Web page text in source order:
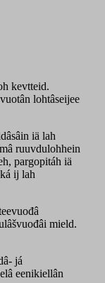
kevtteid.
lohtâseijee
iä lah
ruuvdulohhein
pargopitáh iä
ij lah
mield.
já
eenikiellân